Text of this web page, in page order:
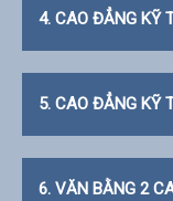
4. CAO ĐẲNG KỸ
5. CAO ĐẲNG KỸ
6. VĂN BẰNG 2